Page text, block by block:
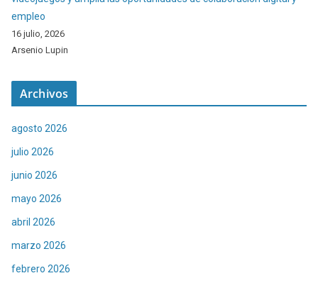
empleo
16 julio, 2026
Arsenio Lupin
Archivos
agosto 2026
julio 2026
junio 2026
mayo 2026
abril 2026
marzo 2026
febrero 2026